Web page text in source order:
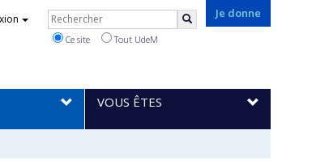
Je donne
Rechercher
Ce site Tout UdeM
VOUS ÊTES